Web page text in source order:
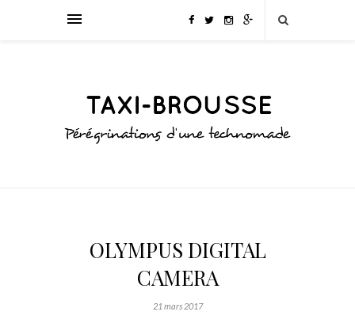
OLYMPUS DIGITAL
CAMERA
21 mars 2017